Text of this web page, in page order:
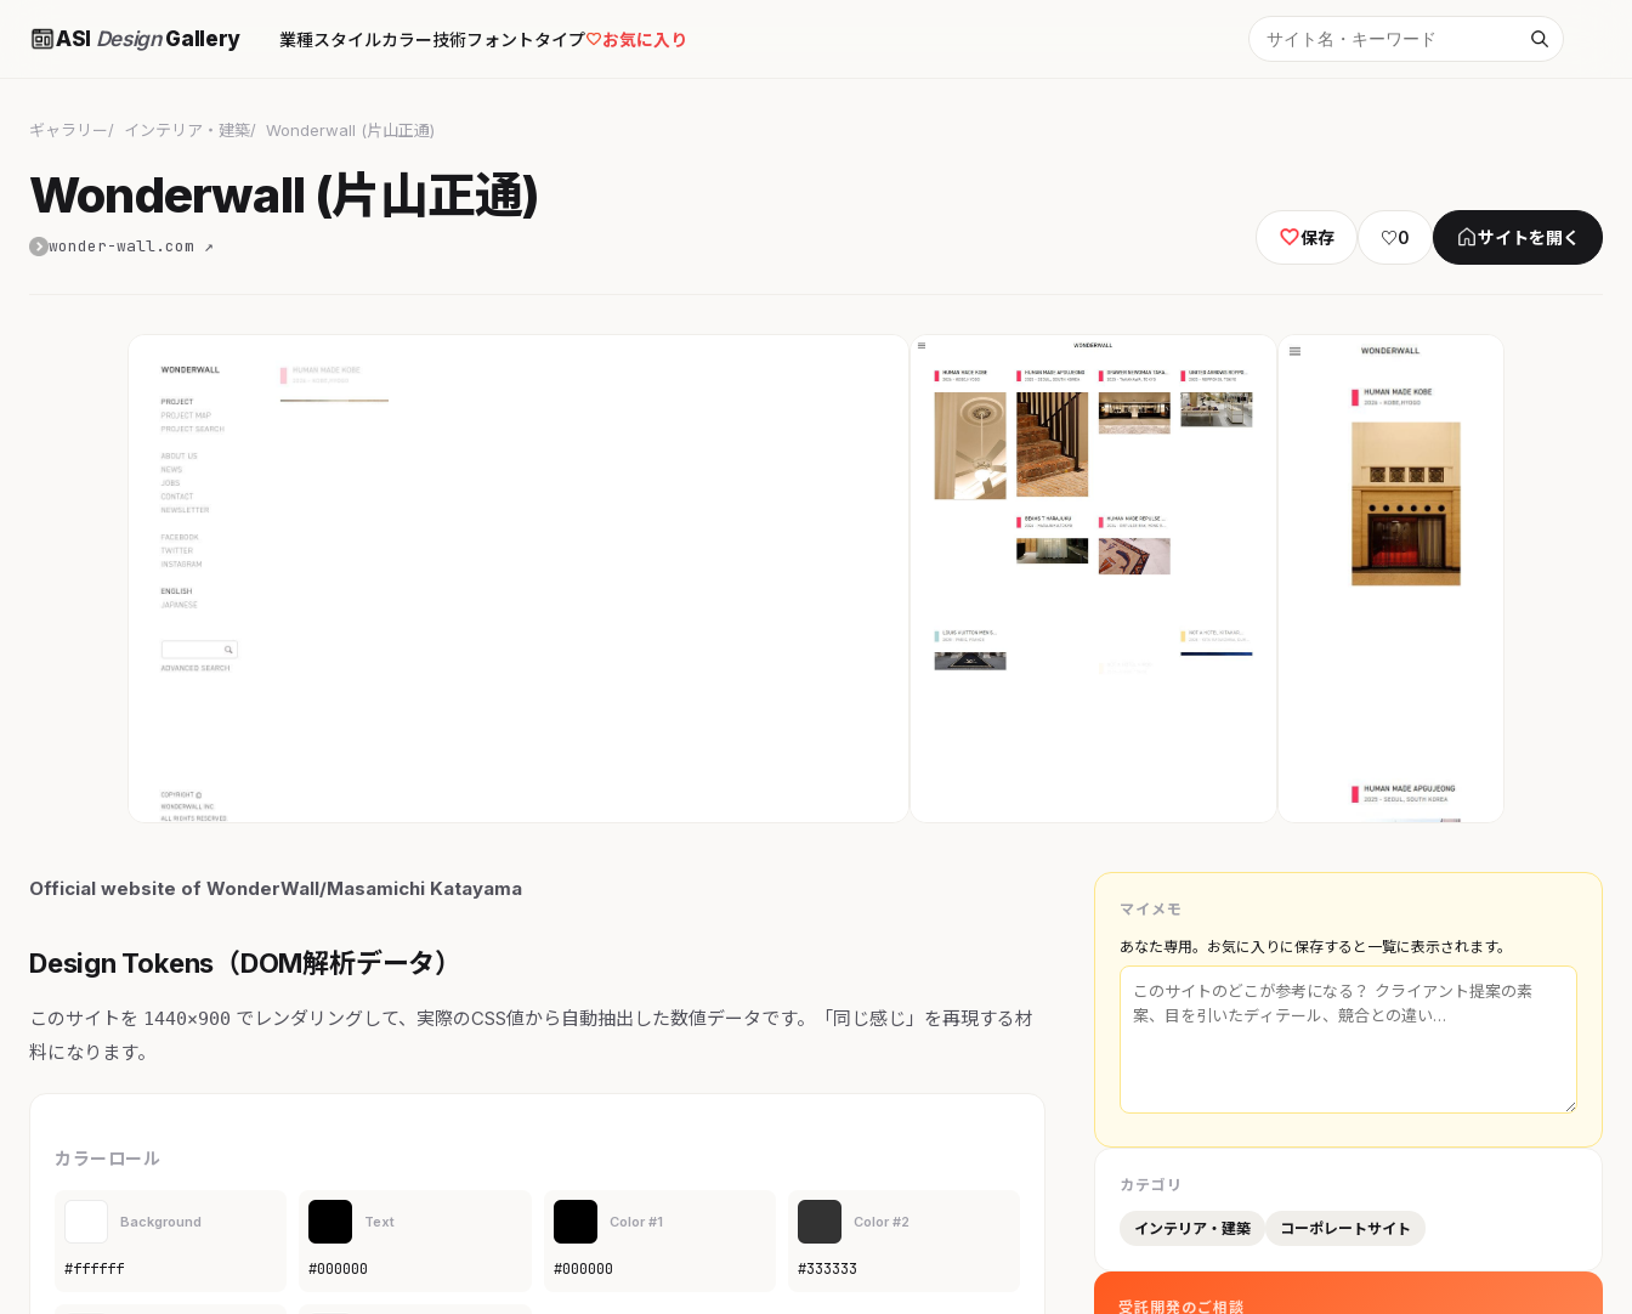
ASI DesignGallery 業種スタイルカラー技術フォントタイプ お気に入り
ギャラリー インテリア・建築 Wonderwall (片山正通)
Wonderwall (片山正通)
wonder-wall.com ↗ 保存 ♡0 サイトを開く
Official website of WonderWall/Masamichi Katayama
Design Tokens（DOM解析データ）
このサイトを 1440×900 でレンダリングして、実際のCSS値から自動抽出した数値データです。「同じ感じ」を再現する材
料になります。
カラーロール
Background
#ffffff
Text
#000000
Color #1
#000000
Color #2
#333333
マイメモ
あなた専用。お気に入りに保存すると一覧に表示されます。
カテゴリ
インテリア・建築 コーポレートサイト
受託開発のご相談